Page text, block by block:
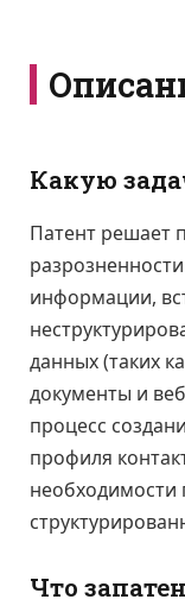
Какую
Патент решает
информации,
данных (таких
документы и
процесс
профиля
необходимости
Что